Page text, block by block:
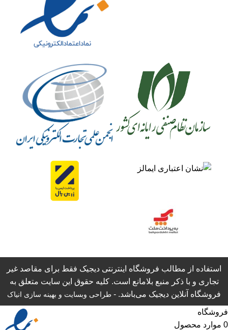
استفاده از مطالب فروشگاه اینترنتی دیجیک فقط برای مقاصد غیر
تجاری و با ذکر منبع بلامانع است. کلیه حقوق این سایت متعلق به
فروشگاه آنلاین دیجیک می‌باشد. - طراحی وبسایت و بهینه سازی انیاک
فروشگاه
0 موارد محصول